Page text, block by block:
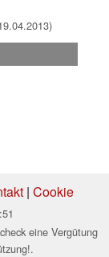
| Cookie
eine Vergütung